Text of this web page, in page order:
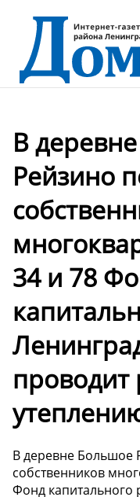
В
Рейзино
34 и 78
проводит
В деревне
собственников
Фонд капитального